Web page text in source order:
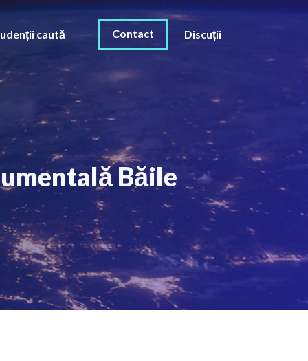
caută Contact Discuții
Băile